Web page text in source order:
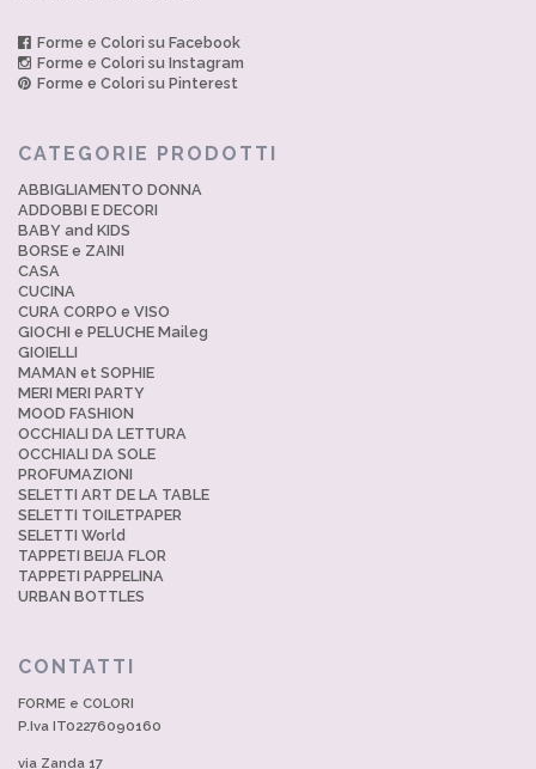
Forme e Colori su Facebook
Forme e Colori su Instagram
Forme e Colori su Pinterest
CATEGORIE PRODOTTI
ABBIGLIAMENTO DONNA
ADDOBBI E DECORI
BABY and KIDS
BORSE e ZAINI
CASA
CUCINA
CURA CORPO e VISO
GIOCHI e PELUCHE Maileg
GIOIELLI
MAMAN et SOPHIE
MERI MERI PARTY
MOOD FASHION
OCCHIALI DA LETTURA
OCCHIALI DA SOLE
PROFUMAZIONI
SELETTI ART DE LA TABLE
SELETTI TOILETPAPER
SELETTI World
TAPPETI BEIJA FLOR
TAPPETI PAPPELINA
URBAN BOTTLES
CONTATTI
FORME e COLORI
P.Iva IT02276090160
via Zanda 17